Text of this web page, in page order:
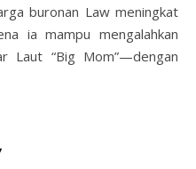
buronan Law meningkat
ia mampu mengalahkan
Laut “Big Mom”—dengan